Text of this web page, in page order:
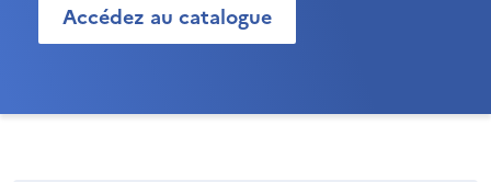
Accédez au catalogue